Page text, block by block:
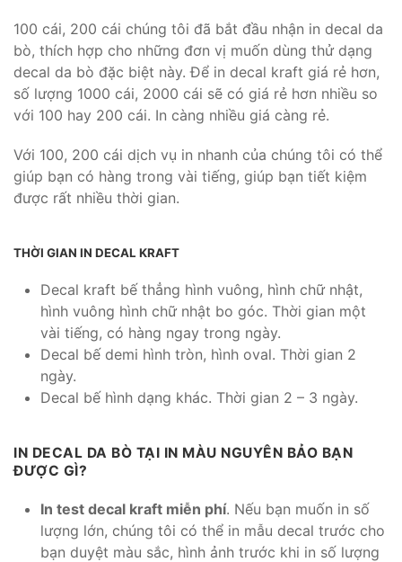
100 cái, 200 cái chúng tôi đã bắt đầu nhận in decal da
bò, thích hợp cho những đơn vị muốn dùng thử dạng
decal da bò đặc biệt này. Để in decal kraft giá rẻ hơn,
số lượng 1000 cái, 2000 cái sẽ có giá rẻ hơn nhiều so
với 100 hay 200 cái. In càng nhiều giá càng rẻ.
Với 100, 200 cái dịch vụ in nhanh của chúng tôi có thể
giúp bạn có hàng trong vài tiếng, giúp bạn tiết kiệm
được rất nhiều thời gian.
THỜI GIAN IN DECAL KRAFT
Decal kraft bế thẳng hình vuông, hình chữ nhật,
hình vuông hình chữ nhật bo góc. Thời gian một
vài tiếng, có hàng ngay trong ngày.
Decal bế demi hình tròn, hình oval. Thời gian 2
ngày.
Decal bế hình dạng khác. Thời gian 2 – 3 ngày.
IN DECAL DA BÒ TẠI IN MÀU NGUYÊN BẢO BẠN
ĐƯỢC GÌ?
In test decal kraft miễn phí. Nếu bạn muốn in số
lượng lớn, chúng tôi có thể in mẫu decal trước cho
bạn duyệt màu sắc, hình ảnh trước khi in số lượng